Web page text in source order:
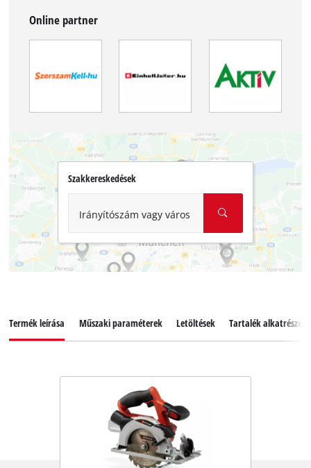
Online partner
Szakkereskedések
Irányítószám vagy város
Termék leírása Műszaki paraméterek Letöltések Tartalék alkatrészek